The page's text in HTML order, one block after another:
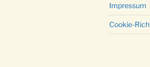
Impressum
Cookie-